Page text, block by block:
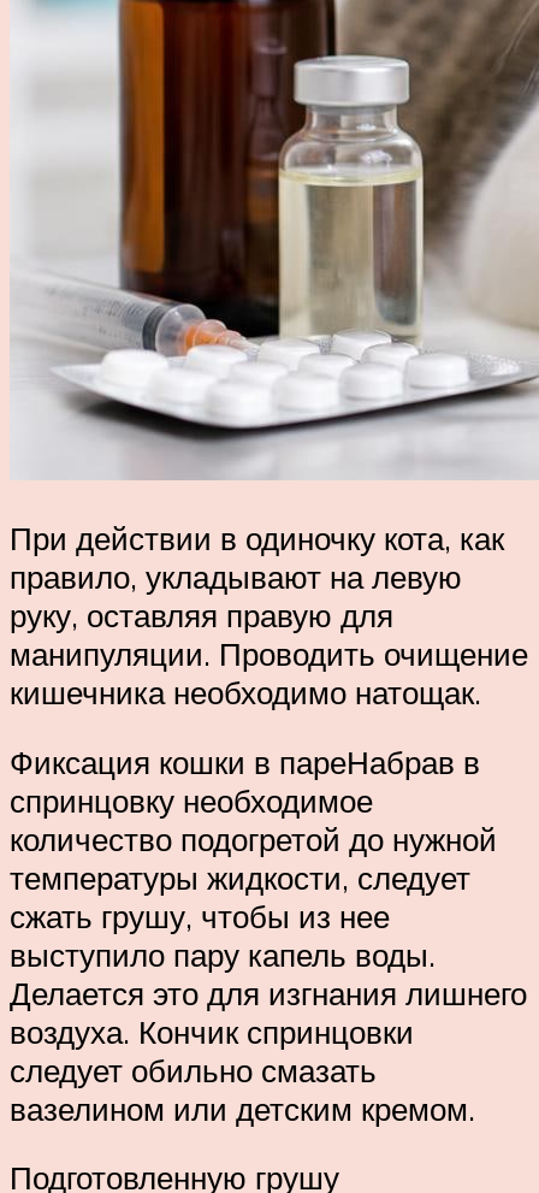
При действии в одиночку кота, как
правило, укладывают на левую
руку, оставляя правую для
манипуляции. Проводить очищение
кишечника необходимо натощак.
Фиксация кошки в пареНабрав в
спринцовку необходимое
количество подогретой до нужной
температуры жидкости, следует
сжать грушу, чтобы из нее
выступило пару капель воды.
Делается это для изгнания лишнего
воздуха. Кончик спринцовки
следует обильно смазать
вазелином или детским кремом.
Подготовленную грушу